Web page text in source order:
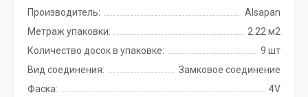
Производитель:
Alsapan
Метраж упаковки:
2.22 м2
Количество досок в упаковке:
9 шт
Вид соединения:
Замковое соединение
Фаска:
4V